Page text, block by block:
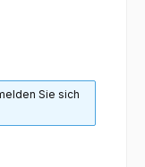
Sie sich